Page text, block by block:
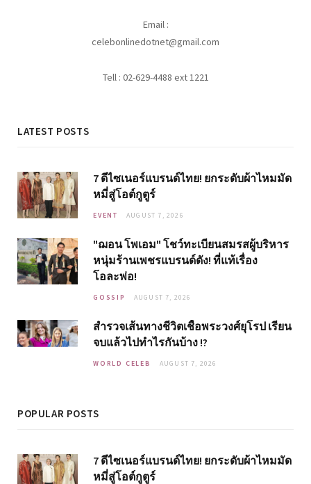
Email :
celebonlinedotnet@gmail.com
Tell : 02-629-4488 ext 1221
LATEST POSTS
7 ดีไซเนอร์แบรนด์ไทย! ยกระดับผ้าไหมมัด
หมี่สู่โอต์กูตูร์
EVENT AUGUST 7, 2026
"ฌอน โพเอม" โชว์ทะเบียนสมรสผู้บริหาร
หนุ่มร้านเพชรแบรนด์ดัง! ที่แท้เรื่อง
โอละพ่อ!
GOSSIP AUGUST 7, 2026
สำรวจเส้นทางชีวิตเชื้อพระวงศ์ยุโรป เรียน
จบแล้วไปทำไรกันบ้าง !?
WORLD CELEB AUGUST 7, 2026
POPULAR POSTS
7 ดีไซเนอร์แบรนด์ไทย! ยกระดับผ้าไหมมัด
หมี่สู่โอต์กูตูร์